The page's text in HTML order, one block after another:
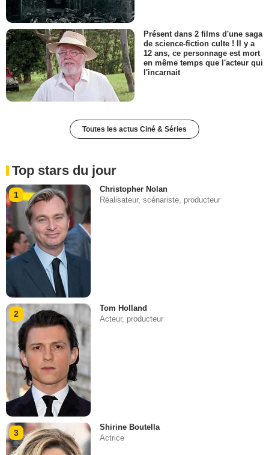
Présent dans 2 films d'une saga
de science-fiction culte ! Il y a
12 ans, ce personnage est mort
en même temps que l'acteur qui
l'incarnait
Toutes les actus Ciné & Séries
Top stars du jour
1
Christopher Nolan
Réalisateur, scénariste, producteur
2
Tom Holland
Acteur, producteur
3
Shirine Boutella
Actrice